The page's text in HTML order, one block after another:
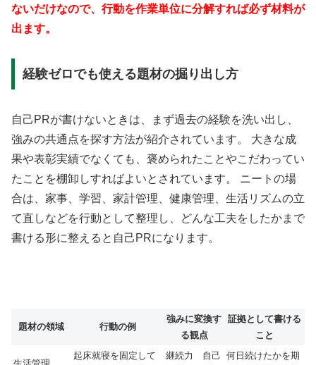
ないだけなので、行動を作業単位に分解すれば必ず材料が
出ます。
経験ゼロでも使える題材の掘り出し方
自己PRが書けないときは、まず過去の経験を洗い出し、
強みの共通点を探す方法が紹介されています。 大きな成
果や表彰実績でなくても、褒められたことやこだわってい
たことを棚卸しすればよいとされています。 ニートの場
合は、家事、学習、家計管理、健康管理、生活リズムの立
て直しなどを行動として整理し、どんな工夫をしたかまで
書ける形に整えると自己PRになります。
題材の領域 行動の例
強みに変換す
る観点
証拠として書ける
こと
起床就寝を固定して 継続力 自己 何日続けたかを期